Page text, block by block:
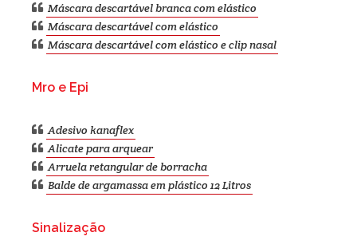
Máscara descartável branca com elástico
Máscara descartável com elástico
Máscara descartável com elástico e clip nasal
Mro e Epi
Adesivo kanaflex
Alicate para arquear
Arruela retangular de borracha
Balde de argamassa em plástico 12 Litros
Sinalização